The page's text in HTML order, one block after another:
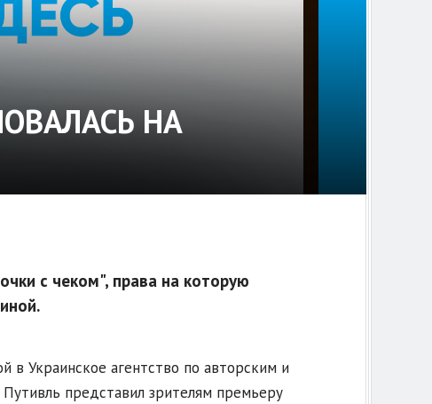
НА
с чеком", права на которую
в Украинское агентство по авторским и
представил зрителям премьеру